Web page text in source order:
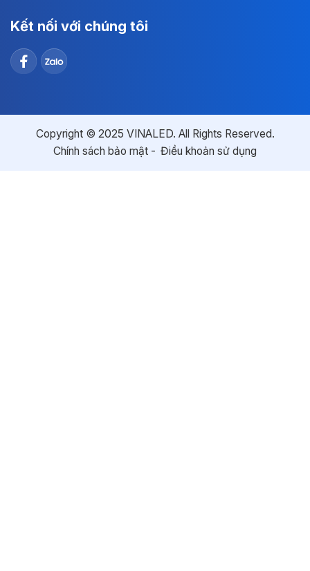
Kết nối với chúng tôi
Copyright © 2025 VINALED. All Rights Reserved.
Chính sách bảo mật
Điều khoản sử dụng